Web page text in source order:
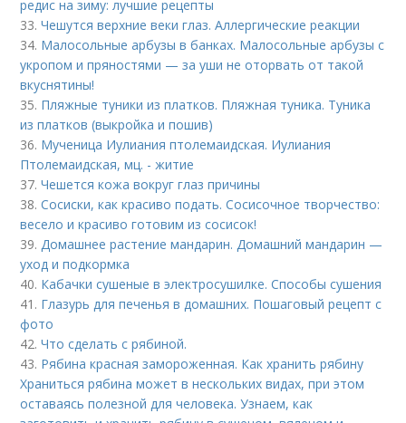
редис на зиму: лучшие рецепты
33.Чешутся верхние веки глаз. Аллергические реакции
34. Малосольные арбузы в банках. Малосольные арбузы с
укропом и пряностями — за уши не оторвать от такой
вкуснятины!
35. Пляжные туники из платков. Пляжная туника. Туника
из платков (выкройка и пошив)
36. Мученица Иулиания птолемаидская. Иулиания
Птолемаидская, мц. - житие
37.Чешется кожа вокруг глаз причины
38.Сосиски, как красиво подать. Сосисочное творчество:
весело и красиво готовим из сосисок!
39.Домашнее растение мандарин. Домашний мандарин —
уход и подкормка
40. Кабачки сушеные в электросушилке. Способы сушения
41. Глазурь для печенья в домашних. Пошаговый рецепт с
фото
42.Что сделать с рябиной.
43. Рябина красная замороженная. Как хранить рябину
Храниться рябина может в нескольких видах, при этом
оставаясь полезной для человека. Узнаем, как